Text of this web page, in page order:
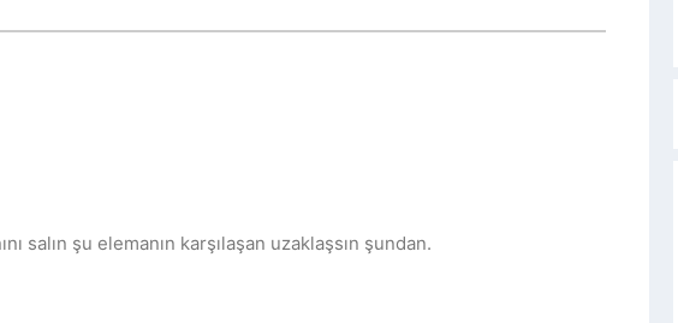
salın şu elemanın karşılaşan uzaklaşsın şundan.